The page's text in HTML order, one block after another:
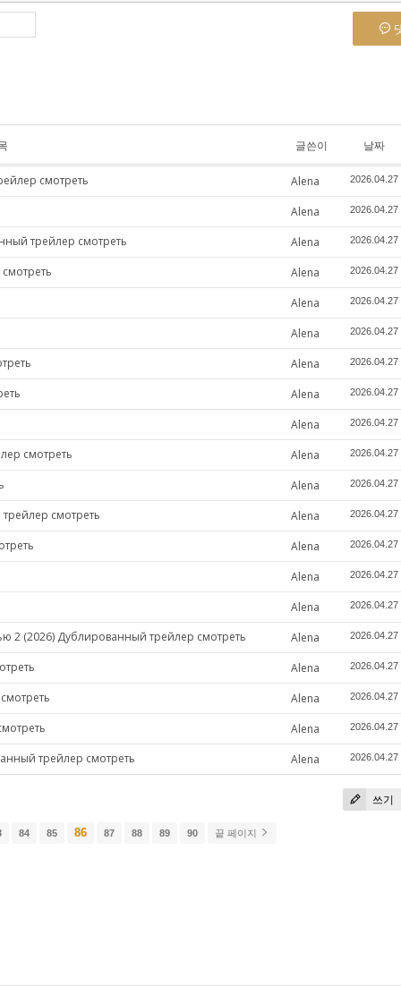
글쓴이 날짜
смотреть Alena 2026.04.27
Alena 2026.04.27
трейлер смотреть Alena 2026.04.27
Alena 2026.04.27
Alena 2026.04.27
Alena 2026.04.27
Alena 2026.04.27
Alena 2026.04.27
Alena 2026.04.27
смотреть Alena 2026.04.27
Alena 2026.04.27
смотреть Alena 2026.04.27
Alena 2026.04.27
Alena 2026.04.27
Alena 2026.04.27
2 (2026) Дублированный трейлер смотреть Alena 2026.04.27
Alena 2026.04.27
Alena 2026.04.27
Alena 2026.04.27
трейлер смотреть Alena 2026.04.27
쓰기
84 85 86 87 88 89 90 끝 페이지